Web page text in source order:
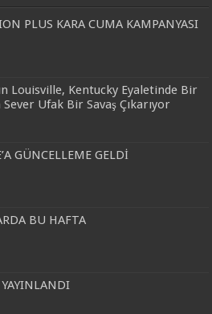
PLUS KARA CUMA KAMPANYASI
Louisville, Kentucky Eyaletinde Bir
Ufak Bir Savaş Çıkarıyor
GÜNCELLEME GELDİ
BU HAFTA